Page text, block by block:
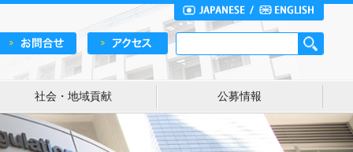
社会・地域貢献 公募情報